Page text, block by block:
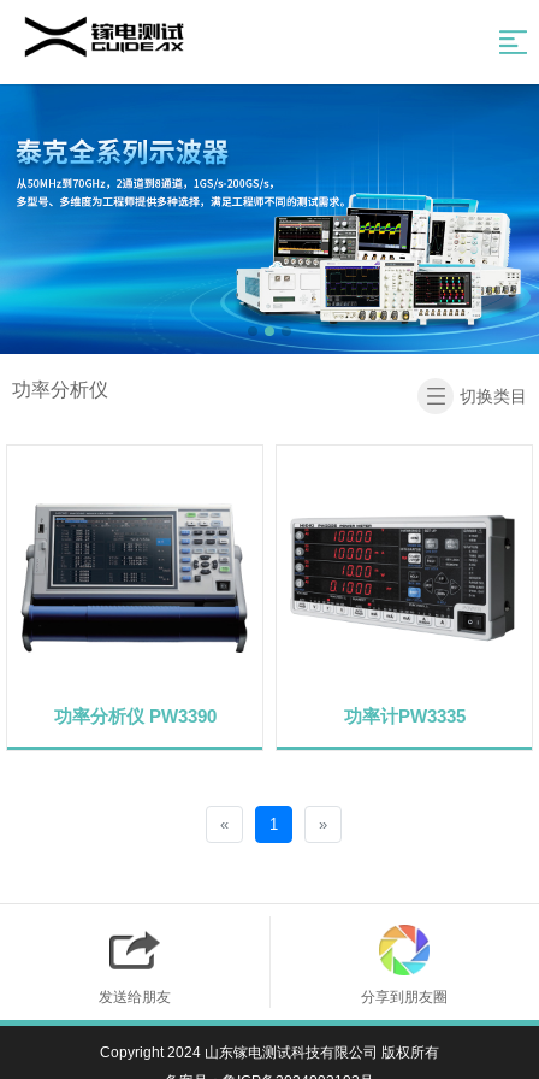
网
站
导
航
产
品
中
解
决
案
新
资
讯
修
租
赁
关
于
我
返
回
功率分析仪 切换类目
功率分析仪 PW3390 功率计PW3335
« 1 »
发送给朋友 分享到朋友圈
Copyright 2024 山东镓电测试科技有限公司 版权所有